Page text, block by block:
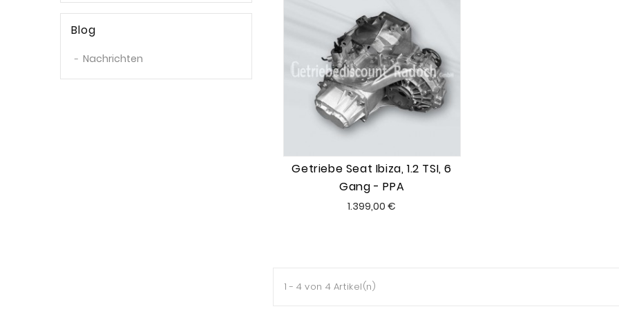
Blog
Nachrichten
Getriebe Seat Ibiza, 1.2 TSI, 6
Gang - PPA
1.399,00 €
1 - 4 von 4 Artikel(n)